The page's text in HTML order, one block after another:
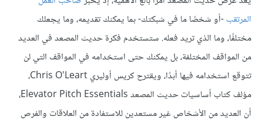
المرتقب-أو شخصًا ما في شبكتك- بما يمكنك تقديمه، وما يجعلك
مختلفًا، وما الذي تريد فعله. ستستخدم فكرة حديث المصعد في العديد
من المواقف المختلفة، بل يمكنك حتى استخدامه في المواقف التي لن
تتوقع استخدامه فيها أبدًا، ويقترح كريس أوليري Chris O'Leart،
مؤلف كتاب أساسيات حديث المصعد Elevator Pitch Essentials،
أن العديد من الأشخاص غير مستعدين للاستفادة من العلاقات والفرص